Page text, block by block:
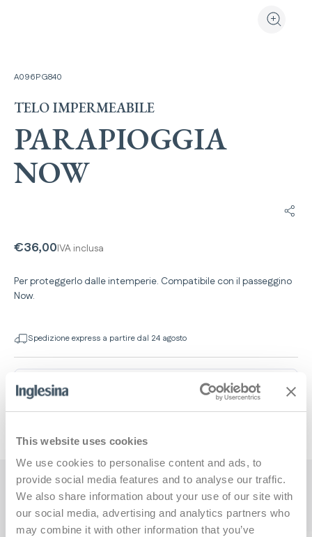
This website uses cookies
We use cookies to personalise content and ads, to
provide social media features and to analyse our traffic.
We also share information about your use of our site with
our social media, advertising and analytics partners who
may combine it with other information that you’ve
Guarda il
Zooma
A096PG840
TELO IMPERMEABILE
PARAPIOGGIA
NOW
€36,00IVA inclusa
Per proteggerlo dalle intemperie. Compatibile con il passeggino
Now.
Spedizione express a partire dal 24 agosto
Caratteristiche principali